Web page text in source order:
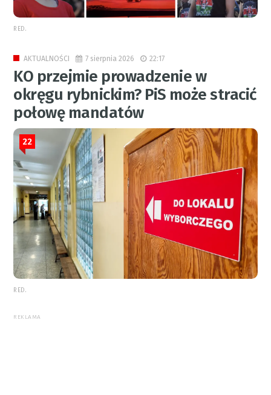
RED.
AKTUALNOŚCI 7 sierpnia 2026 22:17
KO przejmie prowadzenie w
okręgu rybnickim? PiS może stracić
połowę mandatów
22
RED.
REKLAMA